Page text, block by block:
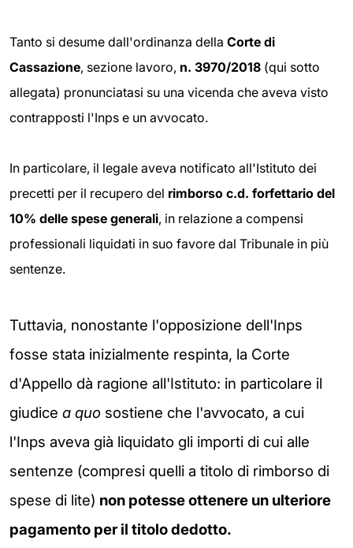
Tanto si desume dall'ordinanza della Corte di
Cassazione, sezione lavoro, n. 3970/2018 (qui sotto
allegata) pronunciatasi su una vicenda che aveva visto
contrapposti l'Inps e un avvocato.
In particolare, il legale aveva notificato all'Istituto dei
precetti per il recupero del rimborso c.d. forfettario del
10% delle spese generali, in relazione a compensi
professionali liquidati in suo favore dal Tribunale in più
sentenze.
Tuttavia, nonostante l'opposizione dell'Inps
fosse stata inizialmente respinta, la Corte
d'Appello dà ragione all'Istituto: in particolare il
giudice a quo sostiene che l'avvocato, a cui
l'Inps aveva già liquidato gli importi di cui alle
sentenze (compresi quelli a titolo di rimborso di
spese di lite) non potesse ottenere un ulteriore
pagamento per il titolodedotto.